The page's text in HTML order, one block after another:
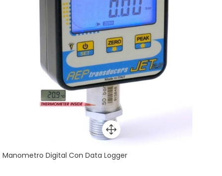
Manometro Digital Con Data Logger